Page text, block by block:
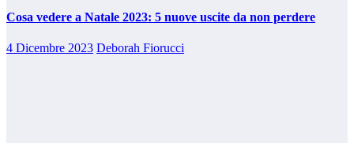
Cosa vedere a Natale 2023: 5 nuove uscite da non perdere
4 Dicembre 2023 Deborah Fiorucci